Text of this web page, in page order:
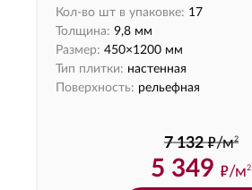
Кол-во шт в упаковке: 17
Толщина: 9,8 мм
Размер: 450×1200 мм
Тип плитки: настенная
Поверхность: рельефная
7 132 ф/м2
5 349 ф/м2